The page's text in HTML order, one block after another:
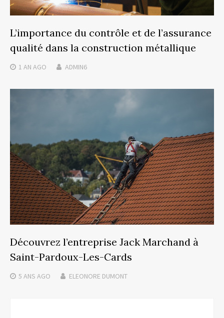
L’importance du contrôle et de l’assurance
qualité dans la construction métallique
1 AN AGO ADMIN6
Découvrez l’entreprise Jack Marchand à
Saint-Pardoux-Les-Cards
5 ANS AGO ELEONORE DUMONT